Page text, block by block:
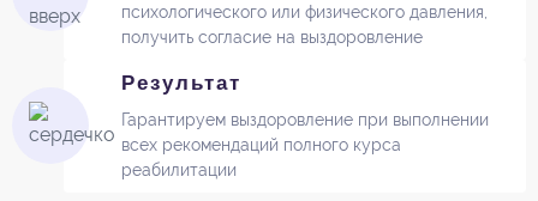
психологического или физического давления,
получить согласие на выздоровление
Результат
Гарантируем выздоровление при выполнении
всех рекомендаций полного курса
реабилитации